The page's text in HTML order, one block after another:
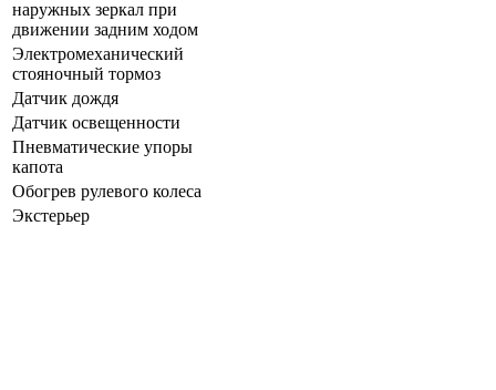
наружных зеркал при
движении задним ходом
Электромеханический
стояночный тормоз
Датчик дождя
Датчик освещенности
Пневматические упоры
капота
Обогрев рулевого колеса
Экстерьер